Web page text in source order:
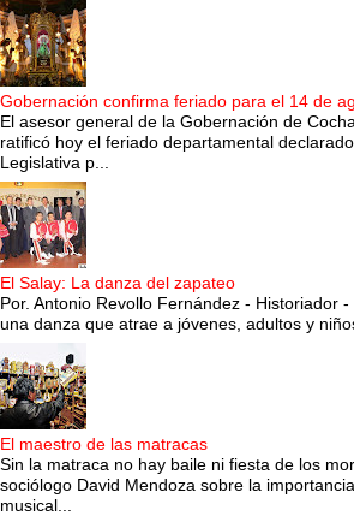
Gobernación confirma feriado para el 14 de
El asesor general de la Gobernación de
ratificó hoy el feriado departamental
Legislativa p...
El Salay: La danza del zapateo
Por. Antonio Revollo Fernández - Historiador
una danza que atrae a jóvenes, adultos y
El maestro de las matracas
Sin la matraca no hay baile ni fiesta de los
sociólogo David Mendoza sobre la
musical...